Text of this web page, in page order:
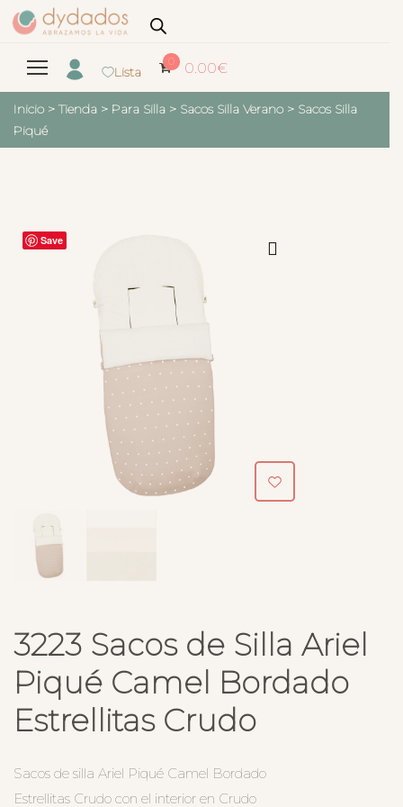
Lista
0 0.00€
Inicio > Tienda > Para Silla > Sacos Silla Verano > Sacos Silla
Piqué
Save
3223 Sacos de Silla Ariel
Piqué Camel Bordado
Estrellitas Crudo
Sacos de silla Ariel Piqué Camel Bordado
Estrellitas Crudo con el interior en Crudo